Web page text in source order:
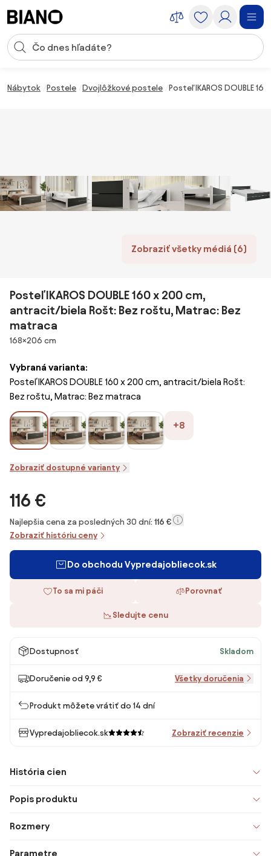
Vstup pre vyhľadávanie
Nábytok Postele Dvojlôžkové postele Posteľ IKAROS DOUBLE
Zobraziť všetky médiá (6)
Posteľ IKAROS DOUBLE 160 x 200 cm,
antracit/biela Rošt: Bez roštu, Matrac: Bez
matraca
Rozmery
168×206 cm
Vybraná varianta:
Posteľ IKAROS DOUBLE 160 x 200 cm, antracit/biela Rošt:
Bez roštu, Matrac: Bez matraca
+8
Zobraziť dostupné varianty
116 €
Najlepšia cena za posledných 30 dní: 116 €
Zobraziť históriu ceny
Do obchodu Vypredajobliecok.sk
To sa mi páči Porovnať
Sledujte cenu
Dostupnosť Skladom
Doručenie od 9,9 € Všetky doručenia
Produkt môžete vrátiť do 14 dní
Vypredajobliecok.sk Zobraziť recenzie
História cien
Popis produktu
Rozmery
Parametre